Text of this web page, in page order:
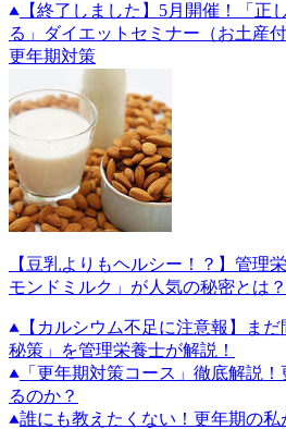
【終了しました】5月開催！「正
る」ダイエットセミナー（お土産付
更年期対策
【豆乳よりもヘルシー！？】管理
モンドミルク」が人気の秘密とは？
【カルシウム不足に注意報】ま
秘策」を管理栄養士が解説！
「更年期対策コース」徹底解説
るのか？
誰にも教えたくない！更年期の